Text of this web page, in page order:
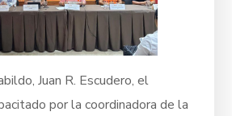
Juan R. Escudero, el
por la coordinadora de la